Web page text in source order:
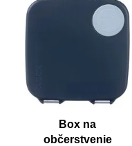
Box na
občerstvenie